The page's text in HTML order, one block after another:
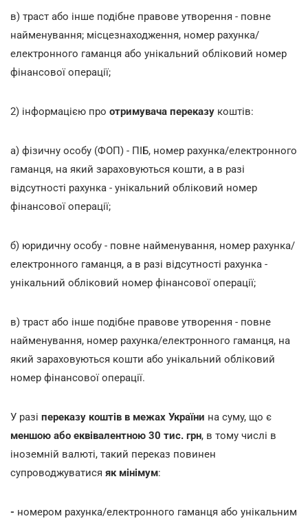
в) траст або інше подібне правове утворення - повне
найменування; місцезнаходження, номер рахунка/
електронного гаманця або унікальний обліковий номер
фінансової операції;
2) інформацією про отримувача переказу коштів:
а) фізичну особу (ФОП) - ПІБ, номер рахунка/електронного
гаманця, на який зараховуються кошти, а в разі
відсутності рахунка - унікальний обліковий номер
фінансової операції;
б) юридичну особу - повне найменування, номер рахунка/
електронного гаманця, а в разі відсутності рахунка -
унікальний обліковий номер фінансової операції;
в) траст або інше подібне правове утворення - повне
найменування, номер рахунка/електронного гаманця, на
який зараховуються кошти або унікальний обліковий
номер фінансової операції.
У разі переказу коштів в межах України на суму, що є
меншою або еквівалентною 30 тис. грн, в тому числі в
іноземній валюті, такий переказ повинен
супроводжуватися як мінімум:
- номером рахунка/електронного гаманця або унікальним